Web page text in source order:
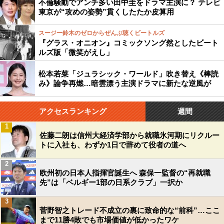
不倫騒動でアンチ多い田中圭をドラマ主演に？ テレビ
東京が“攻めの姿勢”貫くしたたか皮算用
スージー鈴木のゼロからぜんぶ聴くビートルズ
『グラス・オニオン』コミックソング然としたビート
ルズ版「微笑がえし」
松本若菜「ジュラシック・ワールド」吹き替え《棒読
み》論争再燃…暗雲漂う主演ドラマに新たな逆風が
アクセスランキング 週間
佐藤二朗は信州大経済学部から就職氷河期にリクルー
トに入社も、わずか1日で辞めて役者の道へ
1
欧州初の日本人指揮官誕生へ 森保一監督の“再就職
先”は「ベルギー1部の日系クラブ」一択か
2
菅野智之トレード不成立の裏に致命的な“前科”…ここ
まで11勝4敗でも市場価値が低かったワケ
3